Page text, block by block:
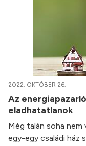
2022. OKTÓBER 26.
Az
eladhatatlanok
Még talán soha
egy-egy családi ház